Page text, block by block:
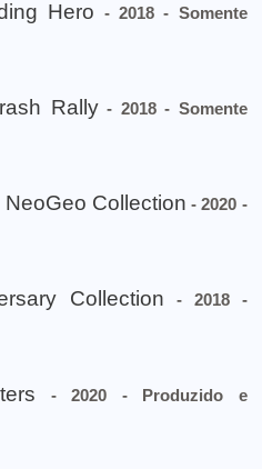
Hero - 2018 - Somente
Rally- 2018 - Somente
Collection - 2020 -
Collection - 2018 -
- 2020 - Produzido e